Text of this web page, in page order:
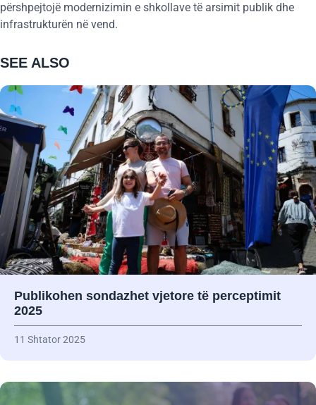
përshpejtojë modernizimin e shkollave të arsimit publik dhe
infrastrukturën në vend.
SEE ALSO
Publikohen sondazhet vjetore të perceptimit
2025
11 Shtator 2025